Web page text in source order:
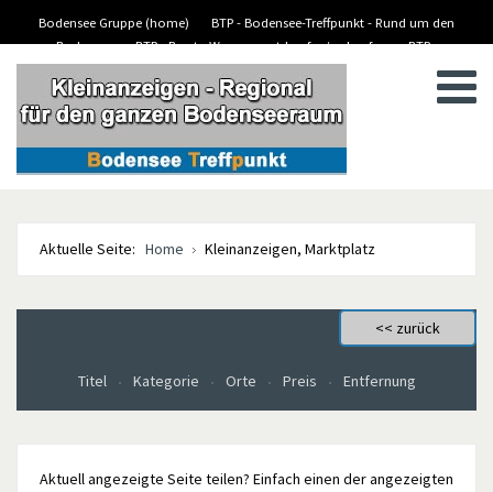
Bodensee Gruppe (home)
BTP - Bodensee-Treffpunkt - Rund um den
Bodensee
BTP - Boote-Wassersport-kaufen/verkaufen
BTP -
BTP - Kleinanzeigen
Aktuelle Seite: Home Kleinanzeigen, Marktplatz
Titel Kategorie Orte Preis Entfernung
Aktuell angezeigte Seite teilen? Einfach einen der angezeigten